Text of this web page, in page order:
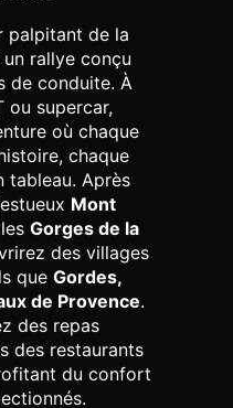
palpitant de la
rallye conçu
de conduite. À
ou supercar,
où chaque
chaque
tableau. Après
Mont
Gorges de la
des villages
que Gordes,
de Provence.
des repas
des restaurants
du confort
Élément
de
menu
Élément
de
menu
Élément
de
menu